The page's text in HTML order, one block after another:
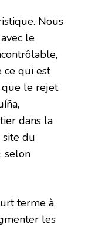
Nous
le
ce qui est
que le rejet
dans la
site du
selon
terme à
les